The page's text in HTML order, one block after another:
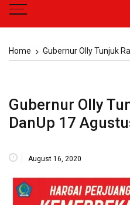
Home Gubernur Olly Tunjuk
Gubernur Olly
DanUp 17
August 16, 2020